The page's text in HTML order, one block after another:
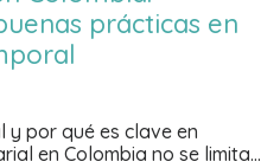
prácticas en
y por qué es clave en
en Colombia no se limita…